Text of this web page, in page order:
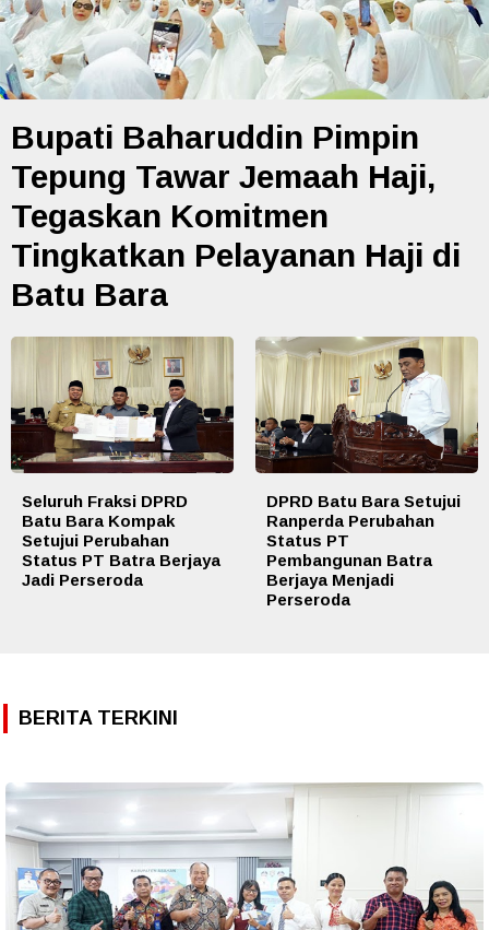
Bupati Baharuddin Pimpin
Tepung Tawar Jemaah Haji,
Tegaskan Komitmen
Tingkatkan Pelayanan Haji di
Batu Bara
Seluruh Fraksi DPRD
Batu Bara Kompak
Setujui Perubahan
Status PT Batra Berjaya
Jadi Perseroda
DPRD Batu Bara Setujui
Ranperda Perubahan
Status PT
Pembangunan Batra
Berjaya Menjadi
Perseroda
BERITA TERKINI